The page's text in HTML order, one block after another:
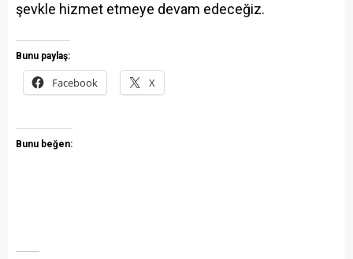
şevkle hizmet etmeye devam edeceğiz.
Bunu paylaş:
Facebook X
Bunu beğen: